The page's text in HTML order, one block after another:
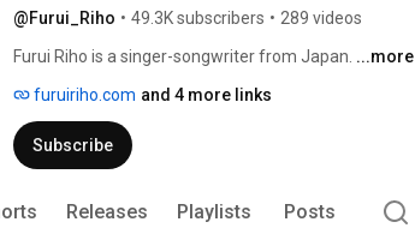
@Furui_Riho • 49.3K subscribers • 289 videos
Furui Riho is a singer-songwriter from Japan. ...more
furuiriho.com and 4 more links
Subscribe
Releases Playlists Posts